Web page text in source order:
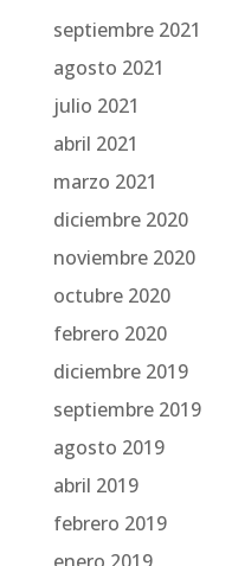
septiembre 2021
agosto 2021
julio 2021
abril 2021
marzo 2021
diciembre 2020
noviembre 2020
octubre 2020
febrero 2020
diciembre 2019
septiembre 2019
agosto 2019
abril 2019
febrero 2019